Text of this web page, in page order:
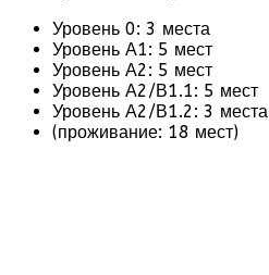
Уровень 0: 3 места
Уровень А1: 5 мест
Уровень А2: 5 мест
Уровень А2/В1.1: 5 мест
Уровень А2/В1.2: 3 места
(проживание: 18 мест)